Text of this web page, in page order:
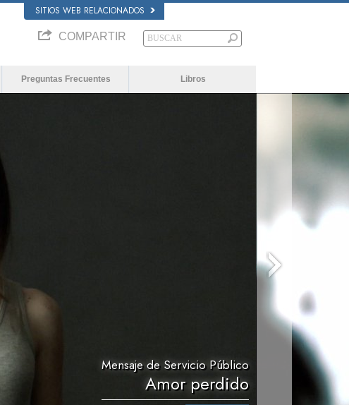
SITIOS WEB RELACIONADOS
COMPARTIR
Preguntas Frecuentes Libros
Mensaje de Servicio Público
Amor perdido